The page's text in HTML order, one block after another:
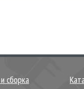
сборка